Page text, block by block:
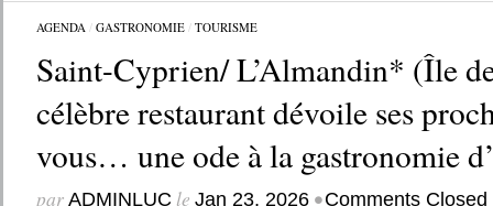
AGENDA/ GASTRONOMIE/ TOURISME
Saint-Cyprien/ L’Almandin* (Île
célèbre restaurant dévoile ses
vous… une ode à la gastronomie
par ADMINLUC le Jan 23, 2026 •Comments Closed